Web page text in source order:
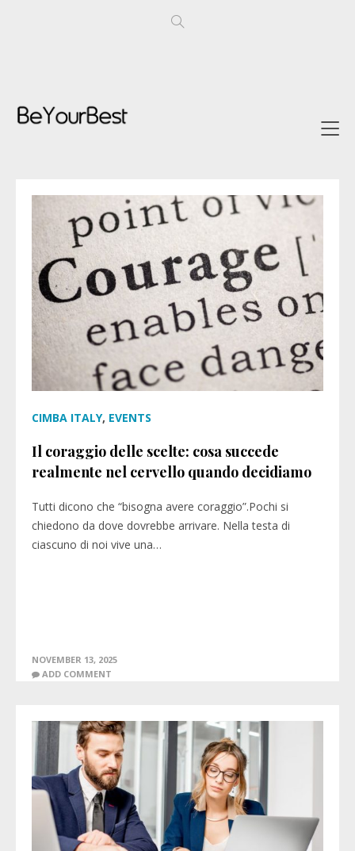
CIMBA ITALY, EVENTS
Il coraggio delle scelte: cosa succede
realmente nel cervello quando decidiamo
Tutti dicono che “bisogna avere coraggio”.Pochi si
chiedono da dove dovrebbe arrivare. Nella testa di
ciascuno di noi vive una…
NOVEMBER 13, 2025
ADD COMMENT